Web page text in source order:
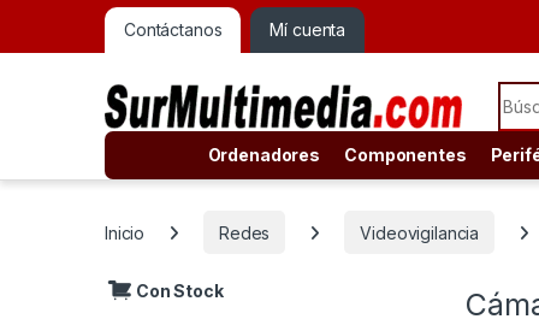
Contáctanos Mí cuenta
Ordenadores Componentes
Inicio Redes Videovigilancia
Con Stock